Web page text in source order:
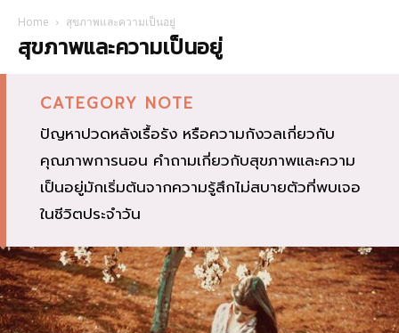
Home สุขภาพและความเป็นอยู่
สุขภาพและความเป็นอยู่
CATEGORY NOTE
ปัญหาปวดหลังเรื้อรัง หรือความกังวลเกี่ยวกับ
คุณภาพการนอน คำถามเกี่ยวกับสุขภาพและความ
เป็นอยู่มักเริ่มต้นจากความรู้สึกไม่สบายตัวที่พบเจอ
ในชีวิตประจำวัน